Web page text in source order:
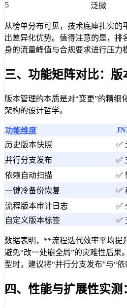
5
泛微
从榜单分布可见，技术底座扎实
出差异化优势。值得注意的是，排
身的流量峰值与合规要求进行压力
三、功能矩阵对比：
版本管理的本质是对“变更”的精
架构的设计哲学。
功能维度
历史版本快照
✅
并行分支发布
✅
依赖自动扫描
✅
一键冷备份恢复
✅
流程版本审计日志
✅
自定义版本标签
✅
数据表明，**流程迭代效率平均提
避免“改一处崩全局”的灾难性后果
型时，建议将“并行分支发布”与“
四、性能与扩展性实